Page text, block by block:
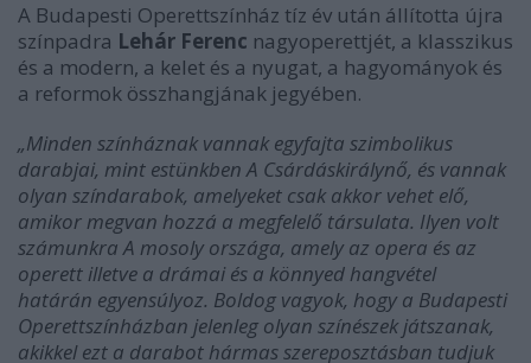
A Budapesti Operettszínház tíz év után állította újra
színpadra Lehár Ferenc nagyoperettjét, a klasszikus
és a modern, a kelet és a nyugat, a hagyományok és
a reformok összhangjának jegyében.
„Minden színháznak vannak egyfajta szimbolikus
darabjai, mint estünkben A Csárdáskirálynő, és vannak
olyan színdarabok, amelyeket csak akkor vehet elő,
amikor megvan hozzá a megfelelő társulata. Ilyen volt
számunkra A mosoly országa, amely az opera és az
operett illetve a drámai és a könnyed hangvétel
határán egyensúlyoz. Boldog vagyok, hogy a Budapesti
Operettszínházban jelenleg olyan színészek játszanak,
akikkel ezt a darabot hármas szereposztásban tudjuk